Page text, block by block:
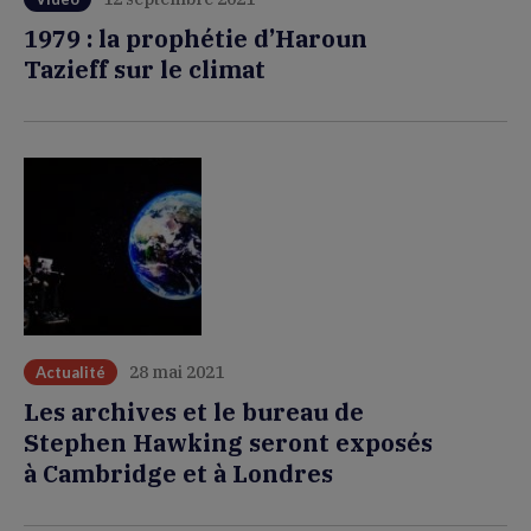
1979 : la prophétie d’Haroun
Tazieff sur le climat
Actualité 28 mai 2021
Les archives et le bureau de
Stephen Hawking seront exposés
à Cambridge et à Londres